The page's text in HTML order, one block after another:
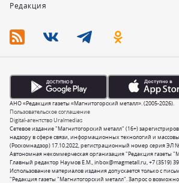
Редакция
Сетевое издание "Магнитогорский металл" (16+)
надзору в сфере связи, информационных технологий и
(Роскомнадзор) 17.10.2022, регистрационный номер серия ЭЛ
Автономная некоммерческая организация "Редакция газеты
Главный редактор Наумов Е.М.,inbox@magmetall.ru,+7 (3519)
Использование материалов издания допускается только с
"Редакция газеты "Магнитогорский металл". Запрос о
Пользовательское соглашение
Digital-агентство Uralmedias
АНО «Редакция газеты «Магнитогорский металл». (2005-2026).